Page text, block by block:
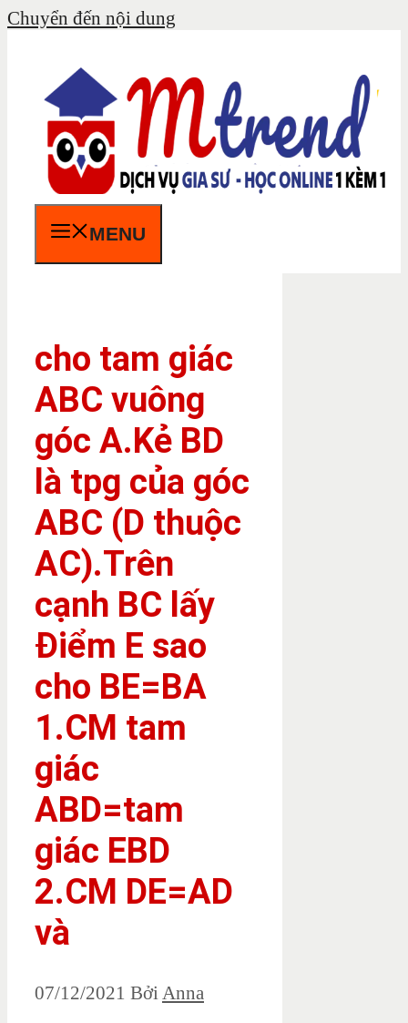
Chuyển đến nội dung
MENU
cho tam giác
ABC vuông
góc A.Kẻ BD
là tpg của góc
ABC (D thuộc
AC).Trên
cạnh BC lấy
Điểm E sao
cho BE=BA
1.CM tam
giác
ABD=tam
giác EBD
2.CM DE=AD
và
07/12/2021 BởiAnna